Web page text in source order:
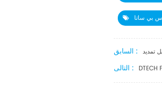
بي ساتا
السابق :
التالى :